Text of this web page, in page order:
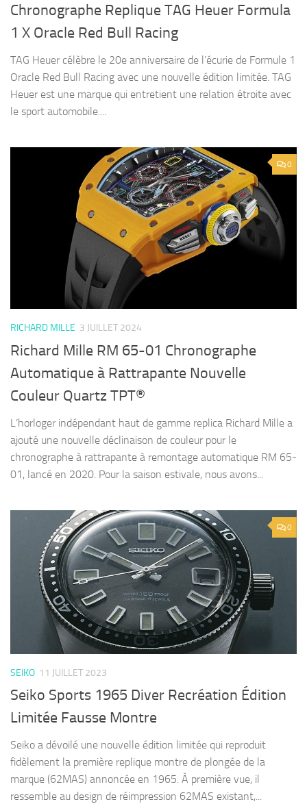
Chronographe Replique TAG Heuer Formula
1 X Oracle Red Bull Racing
TAG Heuer célèbre le 20e anniversaire de l’écurie de Formule 1
Oracle Red Bull Racing avec une nouvelle édition limitée. TAG
Heuer est une marque qui entretient une relation étroite avec
le sport automobile....
0
RICHARD MILLE 3 JUILLET 2024
Richard Mille RM 65-01 Chronographe
Automatique à Rattrapante Nouvelle
Couleur Quartz TPT®
L’horloger indépendant haut de gamme replica Richard Mille a
ajouté une nouvelle déclinaison de couleur pour le
chronographe à rattrapante à remontage automatique RM 65-
01, lancé en 2020. Pour la saison estivale, nous avons...
0
SEIKO 11 JUILLET 2023
Seiko Sports 1965 Diver Recréation Édition
Limitée Fausse Montre
Seiko a dévoilé une nouvelle édition limitée qui reproduit
fidèlement la première replique montre de plongée de la
marque (62MAS) annoncée en 1965. À première vue, il
ressemble au design de réimpression 62MAS existant,...